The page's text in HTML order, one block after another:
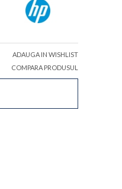
ADAUGA IN WISHLIST
COMPARA PRODUSUL